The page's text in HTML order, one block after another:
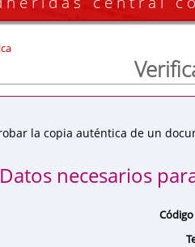
la copia auténtica de un
Datos necesarios